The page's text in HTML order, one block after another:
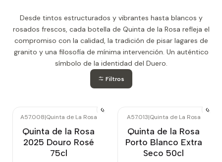
Desde tintos estructurados y vibrantes hasta blancos y
rosados ​​frescos, cada botella de Quinta de la Rosa refleja el
compromiso con la calidad, la tradición de pisar lagares de
granito y una filosofía de mínima intervención. Un auténtico
símbolo de la identidad del Duero.
Filtros
A57.008|Quinta de La Rosa
Quinta de la Rosa
2025 Douro Rosé
75cl
A57.013|Quinta de La Rosa
Quinta de la Rosa
Porto Blanco Extra
Seco 50cl